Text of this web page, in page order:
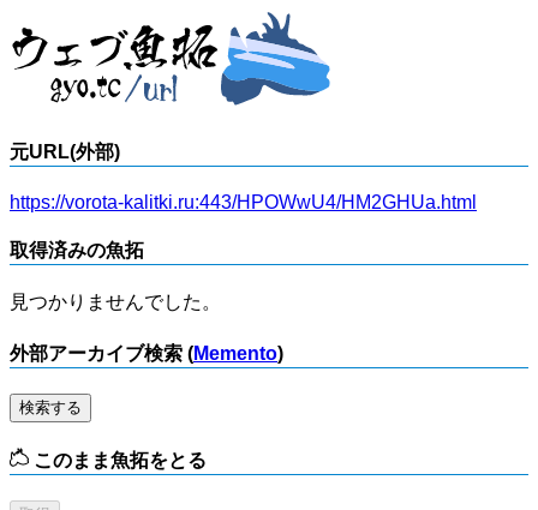
元URL(外部)
https://vorota-kalitki.ru:443/HPOWwU4/HM2GHUa.html
取得済みの魚拓
見つかりませんでした。
外部アーカイブ検索 (Memento)
検索する
このまま魚拓をとる